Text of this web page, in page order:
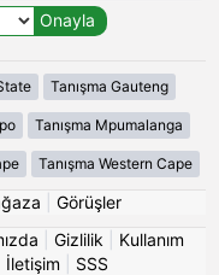
Tanışma Gauteng
Tanışma Mpumalanga
Tanışma Western Cape
Görüşler
Gizlilik
Kullanım
İletişim SSS